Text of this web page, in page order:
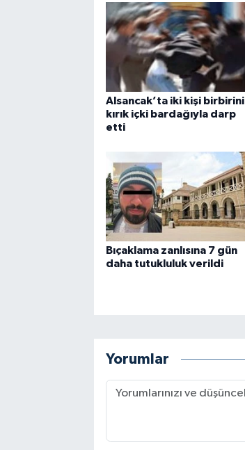
Alsancak’ta iki kişi birbirini
kırık içki bardağıyla darp
etti
Bıçaklama zanlısına 7 gün
daha tutukluluk verildi
Yorumlar